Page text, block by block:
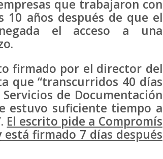
que trabajaron con
10 años después de que el
el acceso a una
firmado por el director del
que “transcurridos 40 días
de Documentación
estuvo suficiente tiempo a
El escrito pide a Compromís
firmado 7 días después